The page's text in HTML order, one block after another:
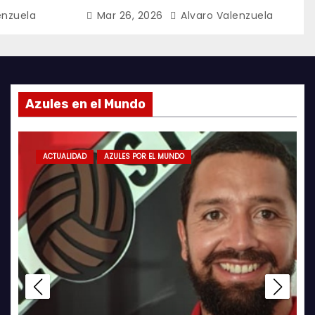
Mar 26, 2026 Alvaro Valenzuela
FUTSAL
Azules en el Mundo
ACTUALIDAD AZULES POR EL MUNDO LA ROJA